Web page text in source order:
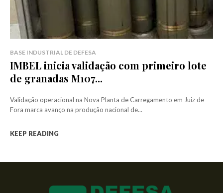
BASE INDUSTRIAL DE DEFESA
IMBEL inicia validação com primeiro lote
de granadas M107...
Validação operacional na Nova Planta de Carregamento em Juiz de
Fora marca avanço na produção nacional de...
KEEP READING